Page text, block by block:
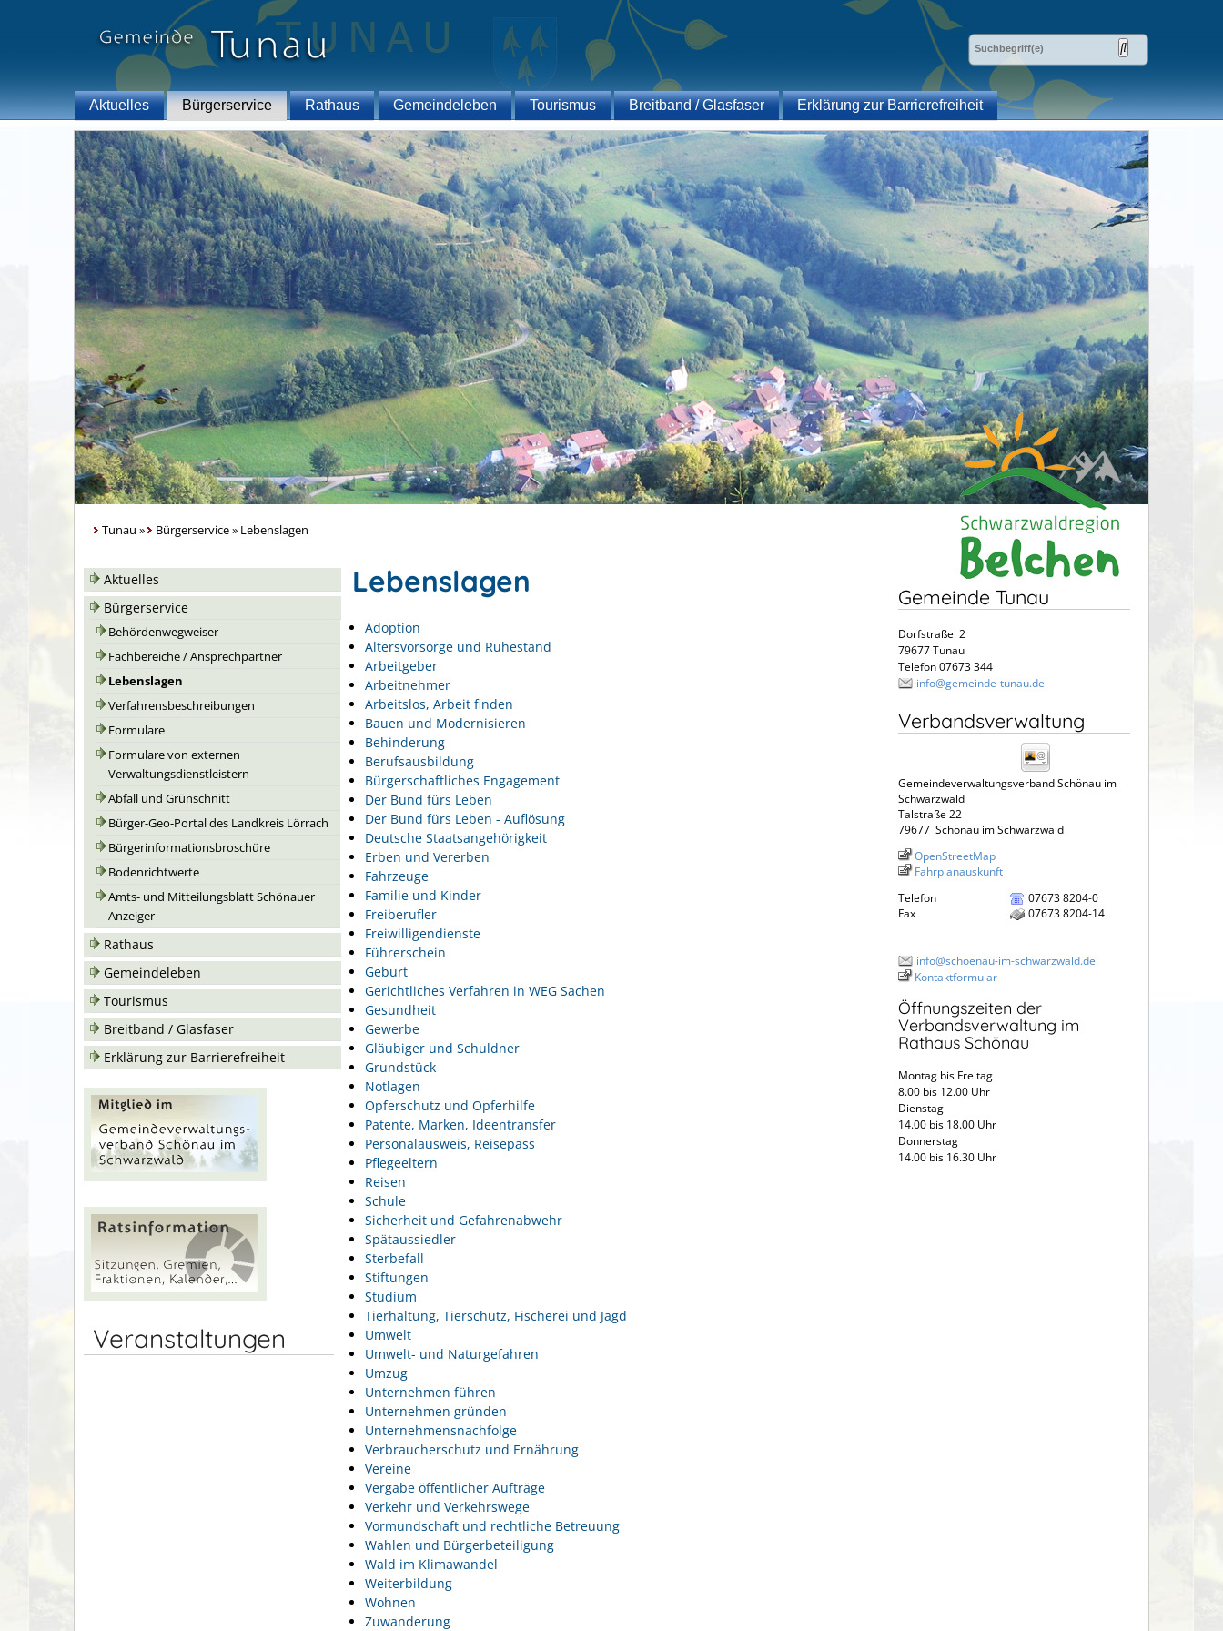
Aktuelles Bürgerservice Rathaus Gemeindeleben Tourismus Breitband / Glasfaser Erklärung zur Barrierefreiheit
Tunau » Bürgerservice» Lebenslagen
Aktuelles
Bürgerservice
Behördenwegweiser
Fachbereiche / Ansprechpartner
Lebenslagen
Verfahrensbeschreibungen
Formulare
Formulare von externen
Verwaltungsdienstleistern
Abfall und Grünschnitt
Bürger-Geo-Portal des Landkreis Lörrach
Bürgerinformationsbroschüre
Bodenrichtwerte
Amts- und Mitteilungsblatt Schönauer
Anzeiger
Rathaus
Gemeindeleben
Tourismus
Breitband / Glasfaser
Erklärung zur Barrierefreiheit
Veranstaltungen
Lebenslagen
Adoption
Altersvorsorge und Ruhestand
Arbeitgeber
Arbeitnehmer
Arbeitslos, Arbeit finden
Bauen und Modernisieren
Behinderung
Berufsausbildung
Bürgerschaftliches Engagement
Der Bund fürs Leben
Der Bund fürs Leben - Auflösung
Deutsche Staatsangehörigkeit
Erben und Vererben
Fahrzeuge
Familie und Kinder
Freiberufler
Freiwilligendienste
Führerschein
Geburt
Gerichtliches Verfahren in WEG Sachen
Gesundheit
Gewerbe
Gläubiger und Schuldner
Grundstück
Notlagen
Opferschutz und Opferhilfe
Patente, Marken, Ideentransfer
Personalausweis, Reisepass
Pflegeeltern
Reisen
Schule
Sicherheit und Gefahrenabwehr
Spätaussiedler
Sterbefall
Stiftungen
Studium
Tierhaltung, Tierschutz, Fischerei und Jagd
Umwelt
Umwelt- und Naturgefahren
Umzug
Unternehmen führen
Unternehmen gründen
Unternehmensnachfolge
Verbraucherschutz und Ernährung
Vereine
Vergabe öffentlicher Aufträge
Verkehr und Verkehrswege
Vormundschaft und rechtliche Betreuung
Wahlen und Bürgerbeteiligung
Wald im Klimawandel
Weiterbildung
Wohnen
Zuwanderung
Gemeinde Tunau
Dorfstraße 2
79677 Tunau
Telefon 07673 344
info@gemeinde-tunau.de
Verbandsverwaltung
Gemeindeverwaltungsverband Schönau im
Schwarzwald
Talstraße 22
79677 Schönau im Schwarzwald
OpenStreetMap
Fahrplanauskunft
Telefon
07673 8204-0
Fax
07673 8204-14
info@schoenau-im-schwarzwald.de
Kontaktformular
Öffnungszeiten der
Verbandsverwaltung im
Rathaus Schönau
Montag bis Freitag
8.00 bis 12.00 Uhr
Dienstag
14.00 bis 18.00 Uhr
Donnerstag
14.00 bis 16.30 Uhr